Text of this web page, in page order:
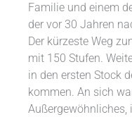
Familie und einem
der vor 30 Jahren
Der kürzeste Weg
mit 150 Stufen.
in den ersten Stock
kommen. An sich
Außergewöhnliches,